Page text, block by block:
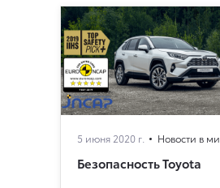
5 июня 2020 г. Новости в
Безопасность Toyota